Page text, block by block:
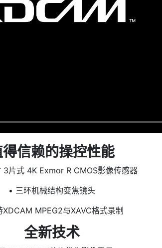
信赖的操控性能
3片式 4K Exmor R CMOS影像传感器
• 三环机械结构变焦镜头
XDCAM MPEG2与XAVC格式录制
全新技术